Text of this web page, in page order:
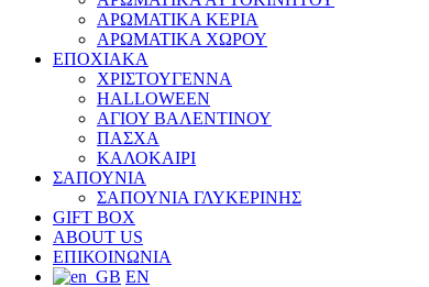
ΑΡΩΜΑΤΙΚΑ ΚΕΡΙΑ
ΑΡΩΜΑΤΙΚΑ ΧΩΡΟΥ
ΕΠΟΧΙΑΚΑ
ΧΡΙΣΤΟΥΓΕΝΝΑ
HALLOWEEN
ΑΓΙΟΥ ΒΑΛΕΝΤΙΝΟΥ
ΠΑΣΧΑ
ΚΑΛΟΚΑΙΡΙ
ΣΑΠΟΥΝΙΑ
ΣΑΠΟΥΝΙΑ ΓΛΥΚΕΡΙΝΗΣ
GIFT BOX
ABOUT US
ΕΠΙΚΟΙΝΩΝΙΑ
EN